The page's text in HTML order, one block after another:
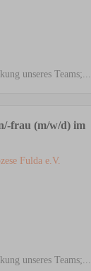
unseres Teams;...
frau (m/w/d) im
Fulda e.V.
unseres Teams;...